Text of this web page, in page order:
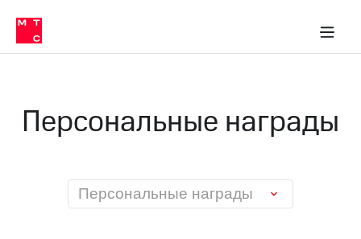
Медиа-центр
и акционерам
Устойчивое развитие
Комплаенс и деловая этика
компании
в МТС
Руководство
МТС
о технологиях
Персональные награды
Персональные награды